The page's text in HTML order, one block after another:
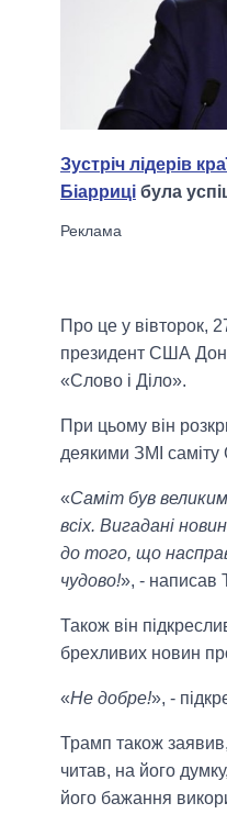
Зустріч лідерів
Біарриці була
Про це у вівторок,
президент США
«Слово і Діло».
При цьому він
деякими ЗМІ саміту
«Саміт був
всіх. Вигадані
до того, що
чудово!», - написав
Також він
брехливих новин
«Не добре!», -
Трамп також
читав, на його
його бажання